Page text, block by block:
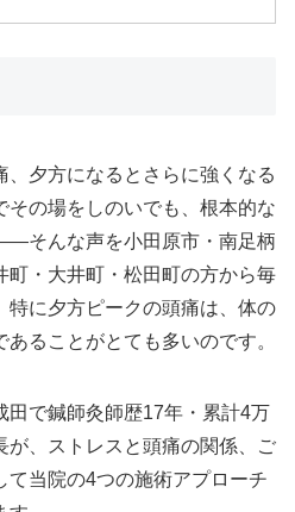
夕方になるとさらに強くなる
その場をしのいでも、根本的な
そんな声を小田原市・南足柄
町・大井町・松田町の方から毎
特に夕方ピークの頭痛は、体の
ることがとても多いのです。
田で鍼師灸師歴17年・累計4万
が、ストレスと頭痛の関係、ご
て当院の4つの施術アプローチ